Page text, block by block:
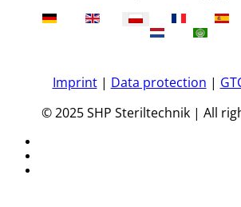
Imprint| Data protection |
© 2025 SHP Steriltechnik | All